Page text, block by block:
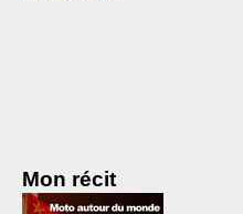
Mon récit